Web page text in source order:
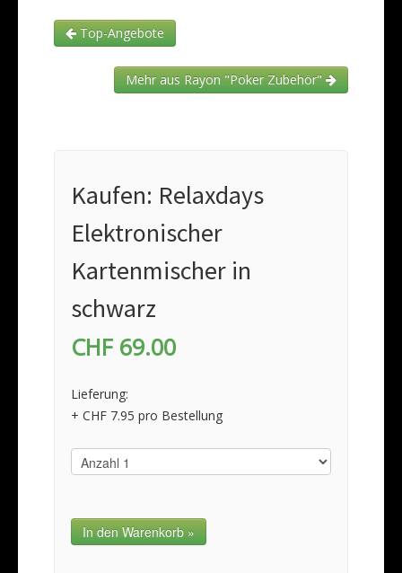
Top-Angebote
Mehr aus Rayon "Poker Zubehör"
Kaufen: Relaxdays
Elektronischer
Kartenmischer in
schwarz
CHF 69.00
Lieferung:
+ CHF 7.95 pro Bestellung